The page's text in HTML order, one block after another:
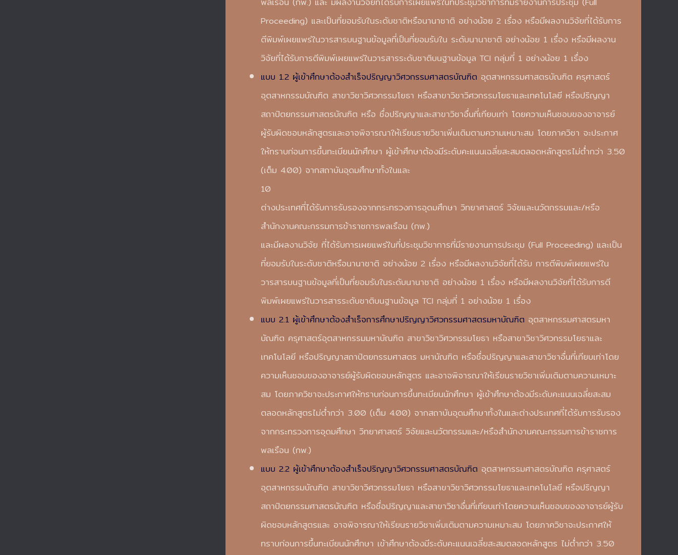
Proceeding) และเป็นที่ยอมรับในระดับชาติหรือนานาชาติ อย่างน้อย 2 เรื่อง หรือมีผลงานวิจัยที่ได้รับการ
ตีพิมพ์เผยแพร่ในวารสารบนฐานข้อมูลที่เป็นที่ยอมรับใน ระดับนานาชาติ อย่างน้อย 1 เรื่อง หรือมีผลงาน
วิจัยที่ได้รับการตีพิมพ์เผยแพร่ในวารสารระดับชาติบนฐานข้อมูล TCI กลุ่มที่ 1 อย่างน้อย 1 เรื่อง
แบบ 1.2 ผู้เข้าศึกษาต้องสำเร็จปริญญาวิศวกรรมศาสตรบัณฑิต อุตสาหกรรมศาสตรบัณฑิต ครุศาสตร์
อุตสาหกรรมบัณฑิต สาขาวิชาวิศวกรรมโยธา หรือสาขาวิชาวิศวกรรมโยธาและเทคโนโลยี หรือปริญญา
สถาปัตยกรรมศาสตรบัณฑิต หรือ ชื่อปริญญาและสาขาวิชาอื่นที่เทียบเท่า โดยความเห็นชอบของอาจารย์
ผู้รับผิดชอบหลักสูตรและอาจพิจารณาให้เรียนรายวิชาเพิ่มเติมตามความเหมาะสม โดยภาควิชา จะประกาศ
ให้ทราบก่อนการขึ้นทะเบียนนักศึกษา ผู้เข้าศึกษาต้องมีระดับคะแนนเฉลี่ยสะสมตลอดหลักสูตรไม่ต่ำกว่า 3.50
(เต็ม 4.00) จากสถาบันอุดมศึกษาทั้งในและ
10
ต่างประเทศที่ได้รับการรับรองจากกระทรวงการอุดมศึกษา วิทยาศาสตร์ วิจัยและนวัตกรรมและ/หรือ
สำนักงานคณะกรรมการข้าราชการพลเรือน (กพ.)
และมีผลงานวิจัย ที่ได้รับการเผยแพร่ในที่ประชุมวิชาการที่มีรายงานการประชุม (Full Proceeding) และเป็น
ที่ยอมรับในระดับชาติหรือนานาชาติ อย่างน้อย 2 เรื่อง หรือมีผลงานวิจัยที่ได้รับ การตีพิมพ์เผยแพร่ใน
วารสารบนฐานข้อมูลที่เป็นที่ยอมรับในระดับนานาชาติ อย่างน้อย 1 เรื่อง หรือมีผลงานวิจัยที่ได้รับการตี
พิมพ์เผยแพร่ในวารสารระดับชาติบนฐานข้อมูล TCI กลุ่มที่ 1 อย่างน้อย 1 เรื่อง
แบบ 2.1 ผู้เข้าศึกษาต้องสำเร็จการศึกษาปริญญาวิศวกรรมศาสตรมหาบัณฑิต อุตสาหกรรมศาสตรมหา
บัณฑิต ครุศาสตร์อุตสาหกรรมมหาบัณฑิต สาขาวิชาวิศวกรรมโยธา หรือสาขาวิชาวิศวกรรมโยธาและ
เทคโนโลยี หรือปริญญาสถาปัตยกรรมศาสตร มหาบัณฑิต หรือชื่อปริญญาและสาขาวิชาอื่นที่เทียบเท่าโดย
ความเห็นชอบของอาจารย์ผู้รับผิดชอบหลักสูตร และอาจพิจารณาให้เรียนรายวิชาเพิ่มเติมตามความเหมาะ
สม โดยภาควิชาจะประกาศให้ทราบก่อนการขึ้นทะเบียนนักศึกษา ผู้เข้าศึกษาต้องมีระดับคะแนนเฉลี่ยสะสม
ตลอดหลักสูตรไม่ต่ำกว่า 3.00 (เต็ม 4.00) จากสถาบันอุดมศึกษาทั้งในและต่างประเทศที่ได้รับการรับรอง
จากกระทรวงการอุดมศึกษา วิทยาศาสตร์ วิจัยและนวัตกรรมและ/หรือสำนักงานคณะกรรมการข้าราชการ
พลเรือน (กพ.)
แบบ 2.2 ผู้เข้าศึกษาต้องสำเร็จปริญญาวิศวกรรมศาสตรบัณฑิต อุตสาหกรรมศาสตรบัณฑิต ครุศาสตร์
อุตสาหกรรมบัณฑิต สาขาวิชาวิศวกรรมโยธา หรือสาขาวิชาวิศวกรรมโยธาและเทคโนโลยี หรือปริญญา
สถาปัตยกรรมศาสตรบัณฑิต หรือชื่อปริญญาและสาขาวิชาอื่นที่เทียบเท่าโดยความเห็นชอบของอาจารย์ผู้รับ
ผิดชอบหลักสูตรและ อาจพิจารณาให้เรียนรายวิชาเพิ่มเติมตามความเหมาะสม โดยภาควิชาจะประกาศให้
ทราบก่อนการขึ้นทะเบียนนักศึกษา เข้าศึกษาต้องมีระดับคะแนนเฉลี่ยสะสมตลอดหลักสูตร ไม่ต่ำกว่า 3.50